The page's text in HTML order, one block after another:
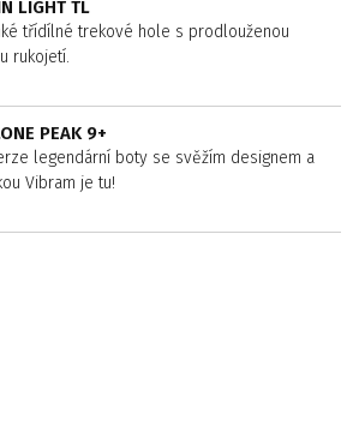
LIGHT TL
třídílné trekové hole s prodlouženou
rukojetí.
PEAK 9+
legendární boty se svěžím designem a
Vibram je tu!